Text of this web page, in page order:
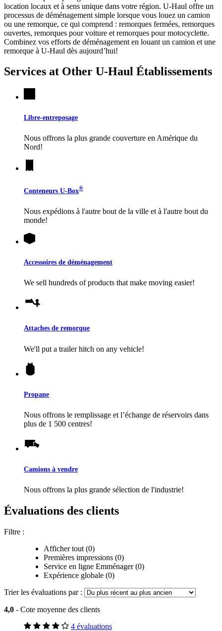
location locaux et à sens unique dans votre région. U-Haul offre un
processus de déménagement simple lorsque vous louez un camion
ou une remorque, ce qui comprend : remorques fermées, remorques
ouvertes, remorques pour voiture et remorques pour motocyclette.
Combinez vos efforts de déménagement en louant un camion et une
remorque à U-Haul dès aujourd’hui!
Services at Other U-Haul Établissements
Libre-entreposage
Nous offrons la plus grande couverture en Amérique du
Nord!
Conteneurs U-Box®
Nous expédions à l'autre bout de la ville et à l'autre bout du
monde!
Accessoires de déménagement
We sell hundreds of products that make moving easier!
Attaches de remorque
We'll put a trailer hitch on any vehicle!
Propane
Nous offrons le remplissage et l’échange de réservoirs dans
plus de 1 500 centres!
Camions à vendre
Nous offrons la plus grande sélection de l'industrie!
Évaluations des clients
Filtre :
Afficher tout (0)
Premières impressions (0)
Service en ligne Emménager (0)
Expérience globale (0)
Trier les évaluations par :
4,0 - Cote moyenne des clients
4 évaluations